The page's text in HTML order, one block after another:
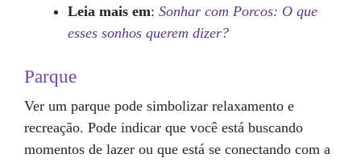
Leia mais em: Sonhar com Porcos: O que
esses sonhos querem dizer?
Parque
Ver um parque pode simbolizar relaxamento e
recreação. Pode indicar que você está buscando
momentos de lazer ou que está se conectando com a